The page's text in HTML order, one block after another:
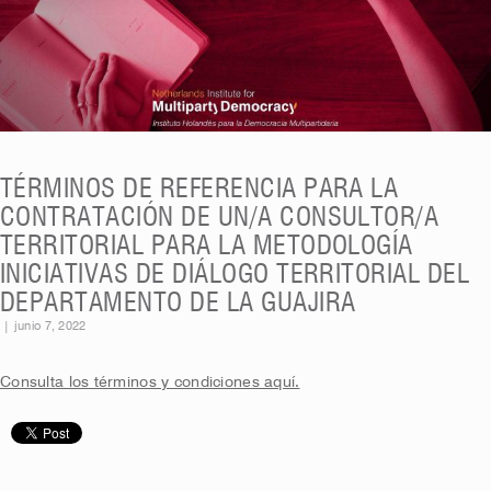
TÉRMINOS DE REFERENCIA PARA LA
CONTRATACIÓN DE UN/A CONSULTOR/A
TERRITORIAL PARA LA METODOLOGÍA
INICIATIVAS DE DIÁLOGO TERRITORIAL DEL
DEPARTAMENTO DE LA GUAJIRA
junio 7, 2022
Consulta los términos y condiciones aquí.